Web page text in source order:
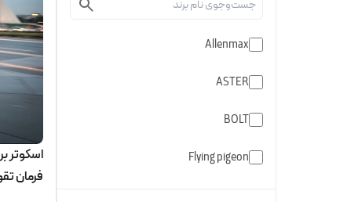
Allenmax
ASTER
BOLT
Flying pigeon
فرمان